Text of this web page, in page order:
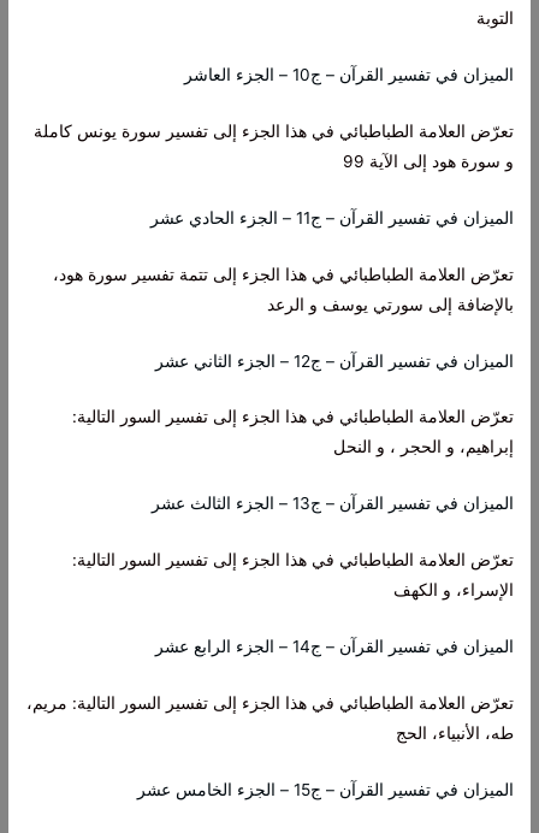
التوبة
الميزان في تفسير القرآن – ج10 – الجزء العاشر
تعرّض العلامة الطباطبائي في هذا الجزء إلى تفسير سورة يونس كاملة
و سورة هود إلى الآية 99
الميزان في تفسير القرآن – ج11 – الجزء الحادي عشر
تعرّض العلامة الطباطبائي في هذا الجزء إلى تتمة تفسير سورة هود،
بالإضافة إلى سورتي يوسف و الرعد
الميزان في تفسير القرآن – ج12 – الجزء الثاني عشر
تعرّض العلامة الطباطبائي في هذا الجزء إلى تفسير السور التالية:
إبراهيم، و الحجر ، و النحل
الميزان في تفسير القرآن – ج13 – الجزء الثالث عشر
تعرّض العلامة الطباطبائي في هذا الجزء إلى تفسير السور التالية:
الإسراء، و الكهف
الميزان في تفسير القرآن – ج14 – الجزء الرابع عشر
تعرّض العلامة الطباطبائي في هذا الجزء إلى تفسير السور التالية: مريم،
طه، الأنبياء، الحج
الميزان في تفسير القرآن – ج15 – الجزء الخامس عشر